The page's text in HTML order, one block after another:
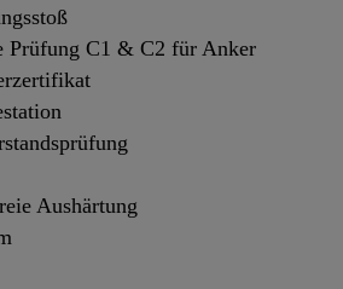
Prüfung C1 & C2 für Anker
Aushärtung